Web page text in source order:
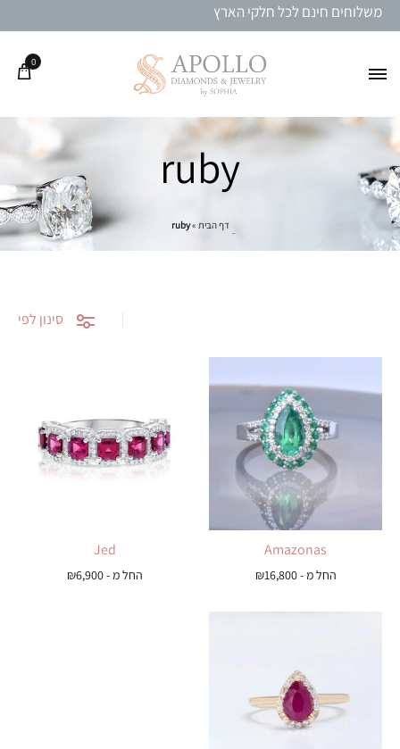
משלוחים חינם לכל חלקי הארץ
0
ruby
דף הבית »
ruby
סינון לפי
Amazonas
החל מ - ₪16,800
Jed
החל מ - ₪6,900